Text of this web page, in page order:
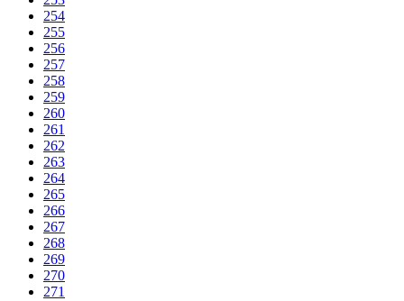
254
255
256
257
258
259
260
261
262
263
264
265
266
267
268
269
270
271